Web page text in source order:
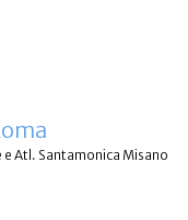
Atl. Santamonica Misano